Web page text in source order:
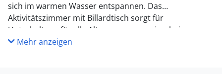
sich im warmen Wasser entspannen. Das
Aktivitätszimmer mit Billardtisch sorgt für
Unterhaltung für alle Altersgruppen, sei es bei
spannenden Spielen oder entspannten Momenten. Mit
Mehr anzeigen